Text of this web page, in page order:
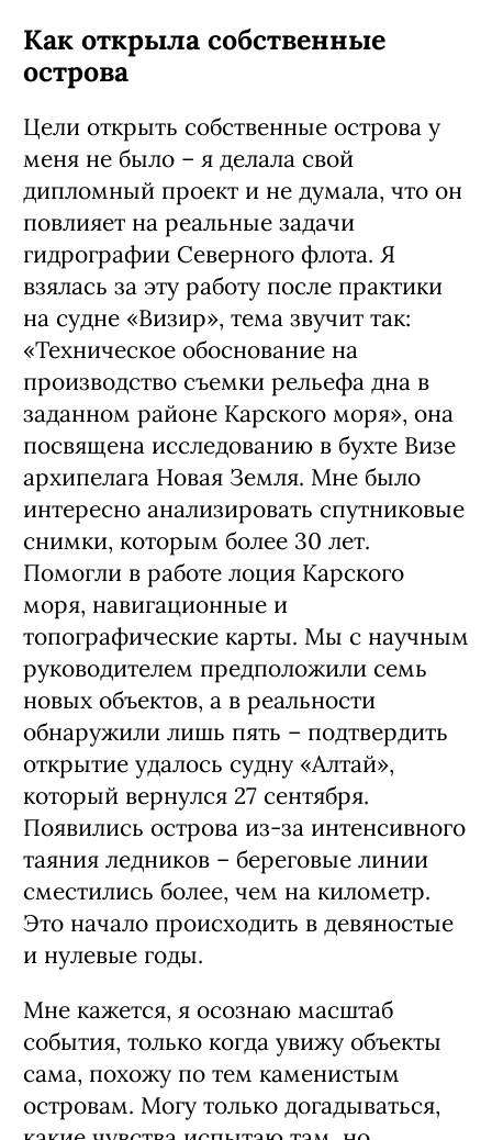
Как открыла собственные
острова
Цели открыть собственные острова у
меня не было – я делала свой
дипломный проект и не думала, что он
повлияет на реальные задачи
гидрографии Северного флота. Я
взялась за эту работу после практики
на судне «Визир», тема звучит так:
«Техническое обоснование на
производство съемки рельефа дна в
заданном районе Карского моря», она
посвящена исследованию в бухте Визе
архипелага Новая Земля. Мне было
интересно анализировать спутниковые
снимки, которым более 30 лет.
Помогли в работе лоция Карского
моря, навигационные и
топографические карты. Мы с научным
руководителем предположили семь
новых объектов, а в реальности
обнаружили лишь пять – подтвердить
открытие удалось судну «Алтай»,
который вернулся 27 сентября.
Появились острова из-за интенсивного
таяния ледников – береговые линии
сместились более, чем на километр.
Это начало происходить в девяностые
и нулевые годы.
Мне кажется, я осознаю масштаб
события, только когда увижу объекты
сама, похожу по тем каменистым
островам. Могу только догадываться,